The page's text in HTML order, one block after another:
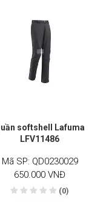
softshell Lafuma
LFV11486
Mã SP: QD0230029
650.000 VNĐ
(0)